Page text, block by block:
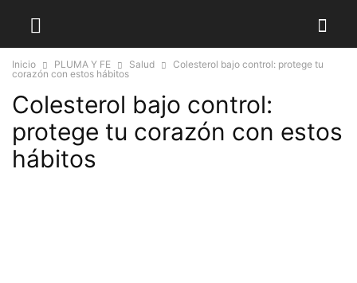
Inicio PLUMA Y FE Salud
Colesterol bajo control: protege tu
corazón con estos hábitos
Colesterol bajo control:
protege tu corazón con estos
hábitos